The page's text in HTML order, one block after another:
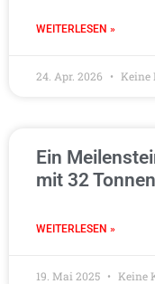
WEITERLESEN »
24. Apr. 2026 Keine
Ein
mit 32
WEITERLESEN »
19. Mai 2025 Keine